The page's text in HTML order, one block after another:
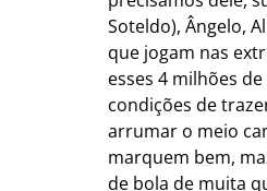
Soteldo), Ângelo,
que jogam nas
esses 4 milhões
condições de
arrumar o meio
marquem bem,
de bola de muita